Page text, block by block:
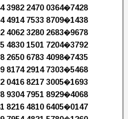
3982 2470 0364�7428
4914 7533 8709�1438
4062 3280 2683�9678
4830 1501 7204�3792
2650 6783 4098�7435
8174 2914 7303�5468
0416 8217 3005�1693
9304 7951 8929�4068
8216 4810 6405�0147